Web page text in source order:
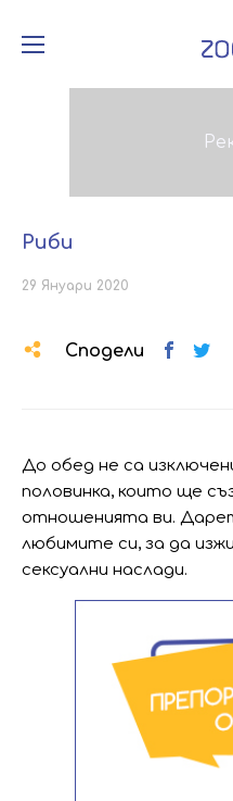
Риби
29 Януари 2020
Сподели
До обед не са
половинка, които ще
отношенията ви.
любимите си, за да
сексуални наслади.